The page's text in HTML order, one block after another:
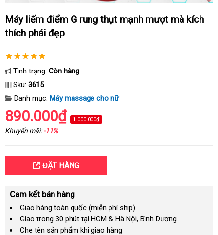
Máy liếm điểm G rung thụt mạnh mượt mà kích
thích phái đẹp
Tình trạng: Còn hàng
Sku: 3615
Danh mục: Máy massage cho nữ
890.000₫ 1.000.000₫
Khuyến mãi:-11%
ĐẶT HÀNG
Cam kết bán hàng
Giao hàng toàn quốc (miễn phí ship)
Giao trong 30 phút tại HCM & Hà Nội, Bình Dương
Che tên sản phẩm khi giao hàng